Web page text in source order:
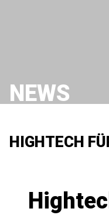
NEWS
HIGHTECH